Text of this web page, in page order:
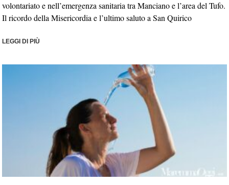
volontariato e nell’emergenza sanitaria tra Manciano e l’area del Tufo.
Il ricordo della Misericordia e l’ultimo saluto a San Quirico
LEGGI DI PIÙ